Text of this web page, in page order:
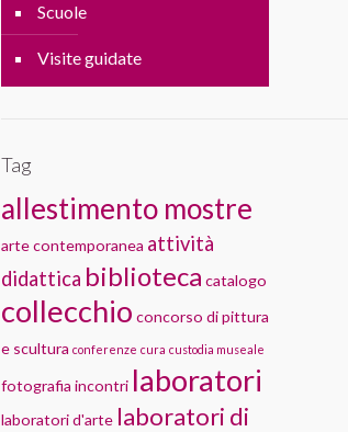
Scuole
Visite guidate
Tag
allestimento mostre
arte contemporanea attività
didattica biblioteca catalogo
collecchio concorso di pittura
e scultura conferenze cura custodia museale
fotografia incontri laboratori
laboratori d'arte laboratori di